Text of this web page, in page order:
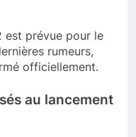
est prévue pour le
rumeurs,
officiellement.
au lancement